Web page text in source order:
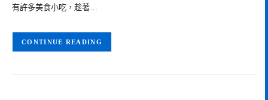
有許多美食小吃，趁著…
CONTINUE READING